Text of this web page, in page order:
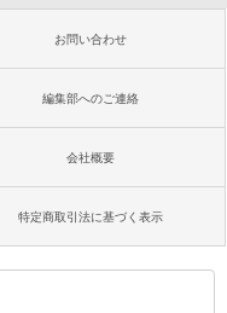
お問い合わせ
編集部へのご連絡
会社概要
特定商取引法に基づく表示